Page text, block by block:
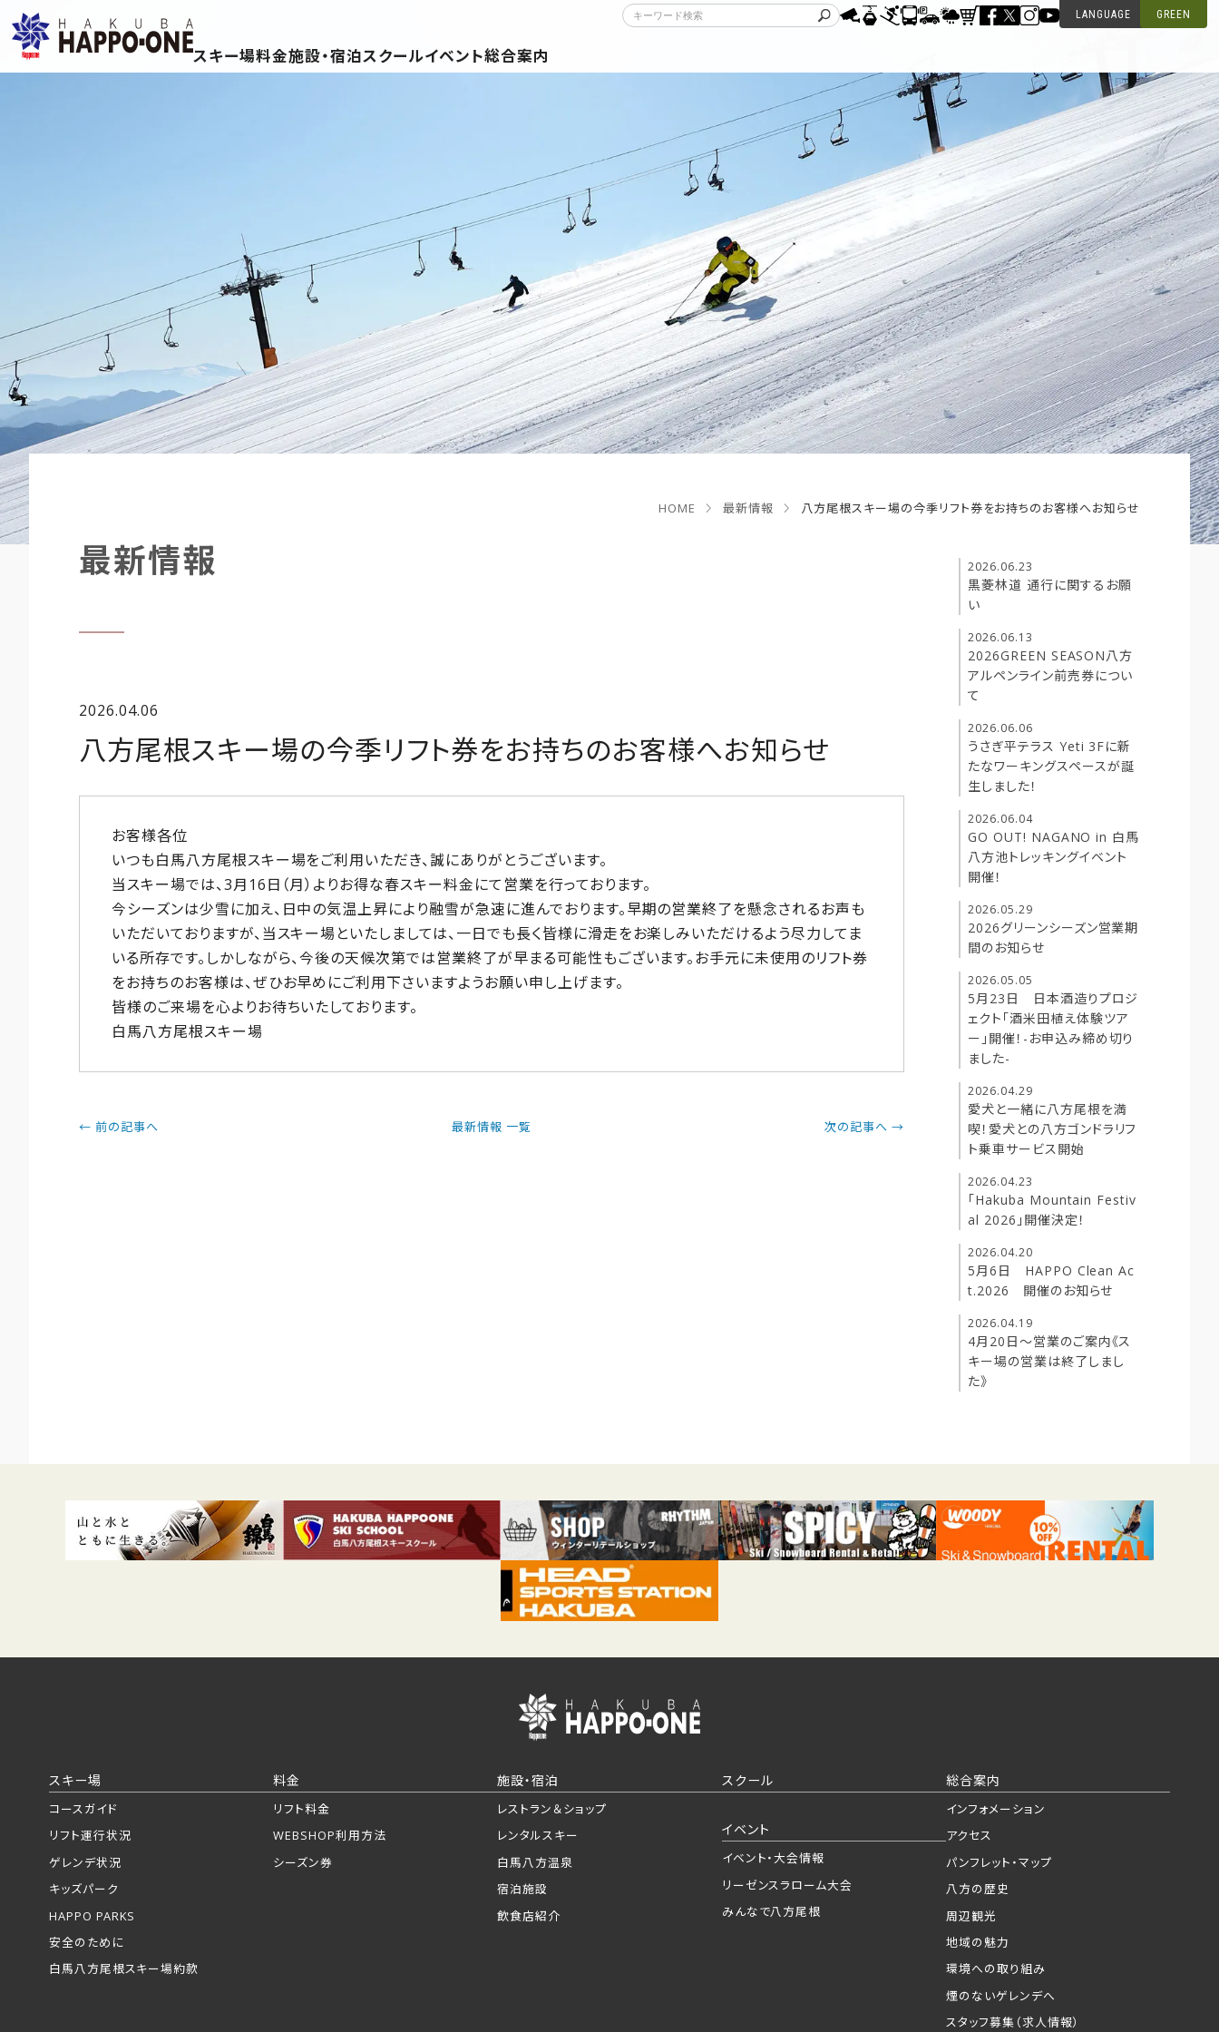
LANGUAGE GREEN
スキー場料金施設・宿泊スクールイベント総合案内
HOME 最新情報 八方尾根スキー場の今季リフト券をお持ちのお客様へお知らせ
最新情報
2026.04.06
八方尾根スキー場の今季リフト券をお持ちのお客様へお知らせ
お客様各位
いつも白馬八方尾根スキー場をご利用いただき、誠にありがとうございます。
当スキー場では、3月16日（月） よりお得な春スキー料金にて営業を行っております。
今シーズンは少雪に加え、 日中の気温上昇により融雪が急速に進んでおります。早期の営業終了を懸念されるお声も
いただいておりますが、当スキー場といたしましては、一日でも長く皆様に滑走をお楽しみいただけるよう尽力してま
いる所存です。しかしながら、今後の天候次第では営業終了が早まる可能性もございます。お手元に未使用のリフト券
をお持ちのお客様は、ぜひお早めにご利用下さいますようお願い申し上げます。
皆様のご来場を心よりお待ちいたしております。
白馬八方尾根スキー場
← 前の記事へ 次の記事へ →
最新情報 一覧
2026.06.23
黒菱林道 通行に関するお願
い
2026.06.13
2026GREEN SEASON八方
アルペンライン前売券につい
て
2026.06.06
うさぎ平テラス Yeti 3Fに新
たなワーキングスペースが誕
生しました！
2026.06.04
GO OUT! NAGANO in 白馬
八方池トレッキングイベント
開催！
2026.05.29
2026グリーンシーズン営業期
間のお知らせ
2026.05.05
5月23日 日本酒造りプロジ
ェクト「酒米田植え体験ツア
ー」開催！-お申込み締め切り
ました-
2026.04.29
愛犬と一緒に八方尾根を満
喫！愛犬との八方ゴンドラリフ
ト乗車サービス開始
2026.04.23
「Hakuba Mountain Festiv
al 2026」開催決定！
2026.04.20
5月6日 HAPPO Clean Ac
t.2026 開催のお知らせ
2026.04.19
4月20日～営業のご案内《ス
キー場の営業は終了しまし
た》
スキー場
コースガイド
リフト運行状況
ゲレンデ状況
キッズパーク
HAPPO PARKS
安全のために
白馬八方尾根スキー場約款
料金
リフト料金
WEBSHOP利用方法
シーズン券
施設・宿泊
レストラン＆ショップ
レンタルスキー
白馬八方温泉
宿泊施設
飲食店紹介
スクール
イベント
イベント・大会情報
リーゼンスラローム大会
みんなで八方尾根
総合案内
インフォメーション
アクセス
パンフレット・マップ
八方の歴史
周辺観光
地域の魅力
環境への取り組み
煙のないゲレンデへ
スタッフ募集（求人情報）